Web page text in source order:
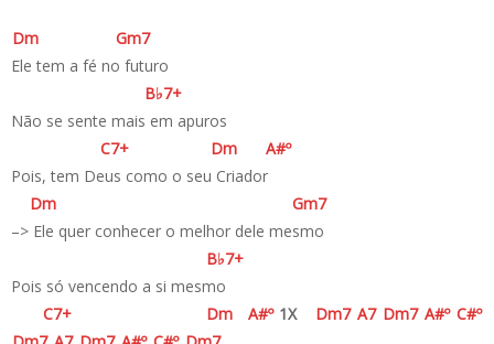
Dm Gm7
Ele tem a fé no futuro
B♭7+
Não se sente mais em apuros
C7+ Dm A#º
Pois, tem Deus como o seu Criador
Dm Gm7
–> Ele quer conhecer o melhor dele mesmo
B♭7+
Pois só vencendo a si mesmo
C7+ Dm A#º 1X Dm7 A7 Dm7 A#º C#º